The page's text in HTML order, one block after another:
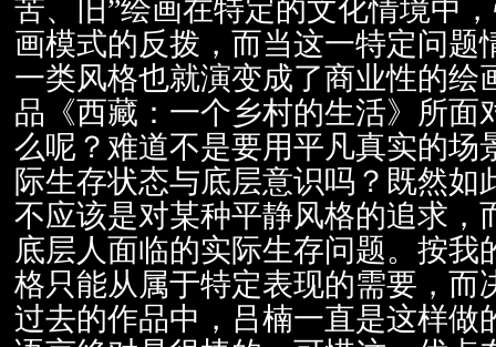
苦、旧”绘画在特定的文化情境中
画模式的反拨，而当这一特定问题
一类风格也就演变成了商业性的绘
品《西藏：一个乡村的生活》所面
么呢？难道不是要用平凡真实的场
际生存状态与底层意识吗？既然如
不应该是对某种平静风格的追求，
底层人面临的实际生存问题。按我
格只能从属于特定表现的需要，而
过去的作品中，吕楠一直是这样做